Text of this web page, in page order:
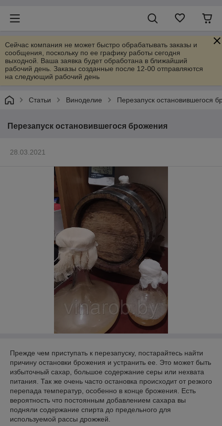
Сейчас компания не может быстро обрабатывать заказы и
сообщения, поскольку по ее графику работы сегодня
выходной. Ваша заявка будет обработана в ближайший
рабочий день. Заказы созданные после 12-00 отправляются
на следующий рабочий день
Статьи Виноделие Перезапуск остановившегося
Перезапуск остановившегося брожения
28.03.2021
Прежде чем приступать к перезапуску, постарайтесь найти
причину остановки брожения и устранить ее. Это может быть
избыточный сахар, большое содержание серы или нехвата
питания. Так же очень часто остановка происходит от резкого
перепада температур, особенно в конце брожения. Есть
вероятность что постоянным добавлением сахара вы
подняли содержание спирта до предельного для
используемой рассы дрожжей.